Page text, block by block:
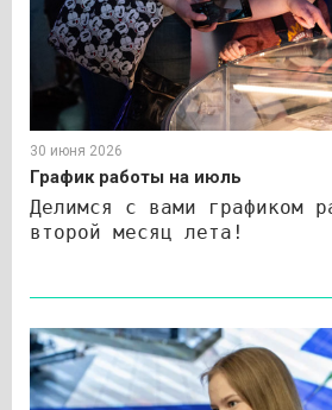
30 июня 2026
График работы на июль
Делимся с вами графиком
второй месяц лета!